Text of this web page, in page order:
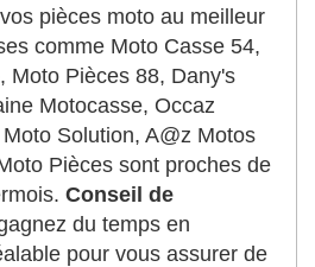
pièces moto au meilleur
comme Moto Casse 54,
Moto Pièces 88, Dany's
Motocasse, Occaz
Solution, A@z Motos
Pièces sont proches de
Conseil de
du temps en
pour vous assurer de